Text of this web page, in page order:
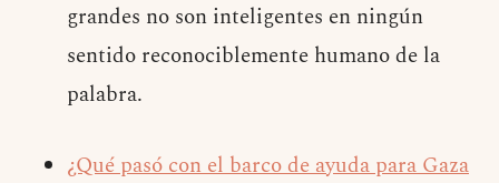
grandes no son inteligentes en ningún
sentido reconociblemente humano de la
palabra.
¿Qué pasó con el barco de ayuda para Gaza